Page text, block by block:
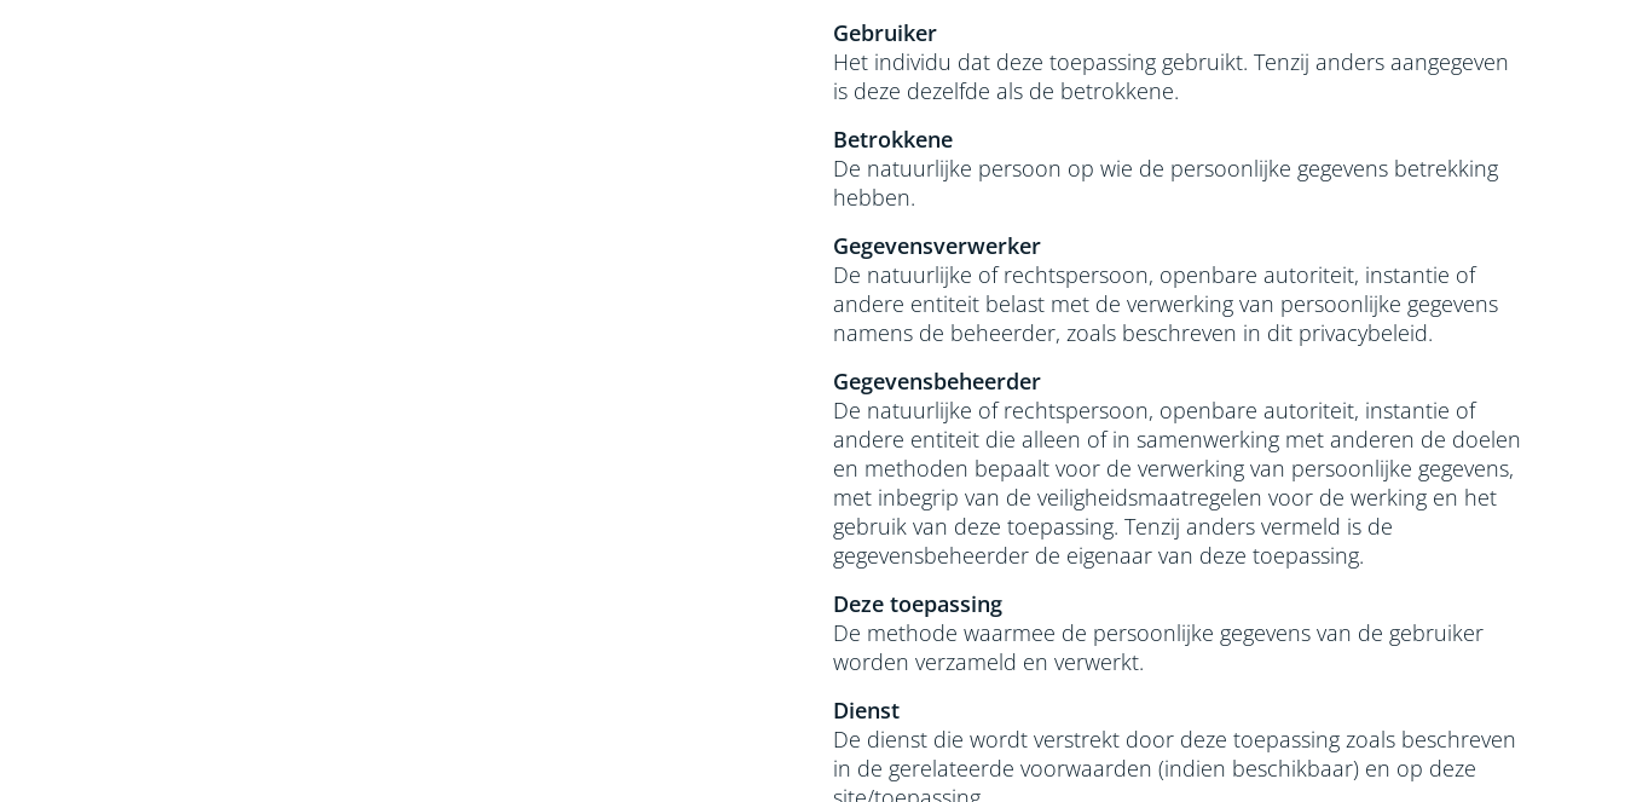
Gebruiker
Het individu dat deze toepassing gebruikt. Tenzij anders aangegeven
is deze dezelfde als de betrokkene.
Betrokkene
De natuurlijke persoon op wie de persoonlijke gegevens betrekking
hebben.
Gegevensverwerker
De natuurlijke of rechtspersoon, openbare autoriteit, instantie of
andere entiteit belast met de verwerking van persoonlijke gegevens
namens de beheerder, zoals beschreven in dit privacybeleid.
Gegevensbeheerder
De natuurlijke of rechtspersoon, openbare autoriteit, instantie of
andere entiteit die alleen of in samenwerking met anderen de doelen
en methoden bepaalt voor de verwerking van persoonlijke gegevens,
met inbegrip van de veiligheidsmaatregelen voor de werking en het
gebruik van deze toepassing. Tenzij anders vermeld is de
gegevensbeheerder de eigenaar van deze toepassing.
Deze toepassing
De methode waarmee de persoonlijke gegevens van de gebruiker
worden verzameld en verwerkt.
Dienst
De dienst die wordt verstrekt door deze toepassing zoals beschreven
in de gerelateerde voorwaarden (indien beschikbaar) en op deze